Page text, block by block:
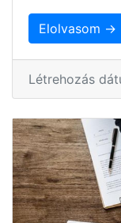
Elolvasom →
Létrehozás